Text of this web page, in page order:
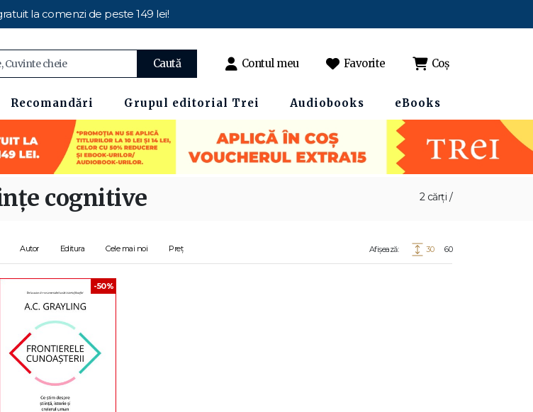
la comenzi de peste 149 lei!
Caută Contul meu Favorite Coș
Recomandări Grupul editorial Trei Audiobooks eBooks
2 cărți /
cognitive
Autor Editura Cele mai noi Preț Afișează: 30 60
-50%